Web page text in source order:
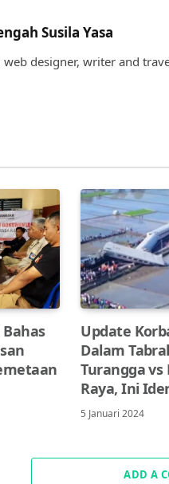
Susila Yasa
web designer, writer and
Update
Dalam
Turangga vs
Raya, Ini
5 Januari 2024
ADD A